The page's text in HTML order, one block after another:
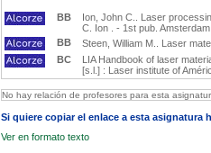
BB
Ion, John C.. Laser
C. Ion . - 1st pub.
BB
Steen, William M.. Laser
BC
LIA Handbook of laser
[s.l.] : Laser institute of
No hay relación de profesores para esta
Si quiere copiar el enlace a esta asignatura
Ver en formato texto